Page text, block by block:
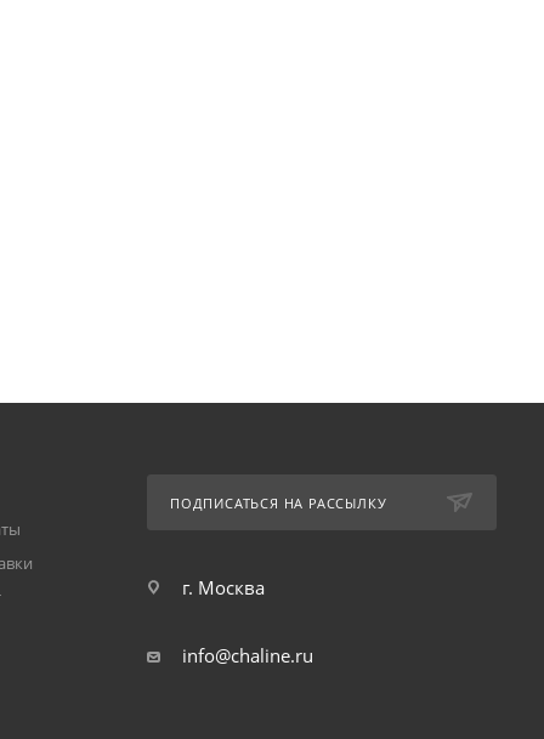
ПОДПИСАТЬСЯ НА РАССЫЛКУ
г. Москва
info@chaline.ru